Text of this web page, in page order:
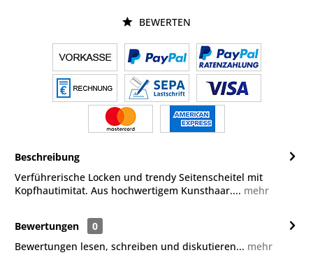
BEWERTEN
Beschreibung
Verführerische Locken und trendy Seitenscheitel mit
Kopfhautimitat. Aus hochwertigem Kunsthaar.... mehr
Bewertungen
0
Bewertungen lesen, schreiben und diskutieren... mehr